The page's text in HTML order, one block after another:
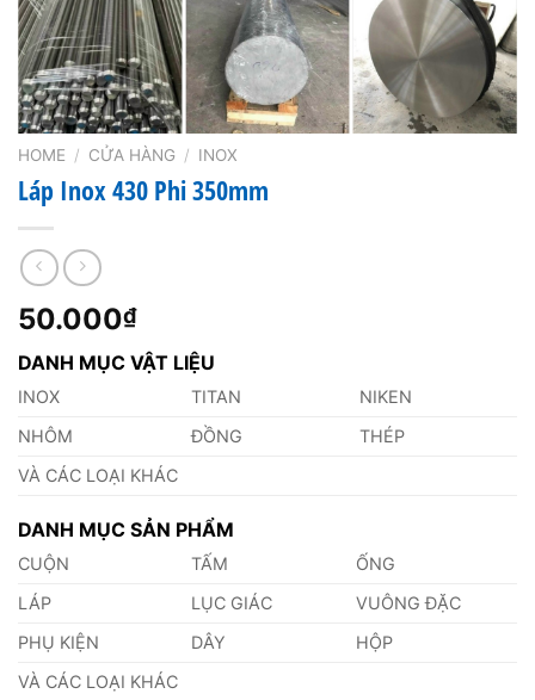
HOME / CỬA HÀNG / INOX
Láp Inox 430 Phi 350mm
50.000₫
DANH MỤC VẬT LIỆU
INOX TITAN
NIKEN
NHÔM
ĐỒNG
THÉP
VÀ CÁC LOẠI KHÁC
DANH MỤC SẢN PHẨM
CUỘN TẤM
ỐNG
LÁP
LỤC GIÁC
VUÔNG ĐẶC
PHỤ KIỆN
DÂY
HỘP
VÀ CÁC LOẠI KHÁC